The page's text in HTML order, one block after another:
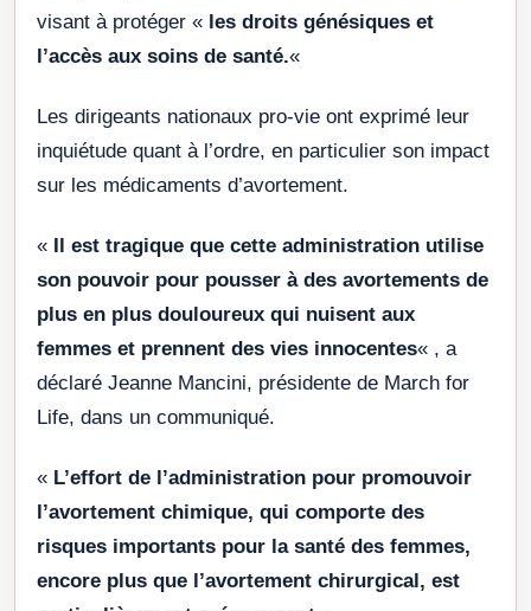
visant à protéger « les droits génésiques et
l’accès aux soins de santé.«
Les dirigeants nationaux pro-vie ont exprimé leur
inquiétude quant à l’ordre, en particulier son impact
sur les médicaments d’avortement.
« Il est tragique que cette administration utilise
son pouvoir pour pousser à des avortements de
plus en plus douloureux qui nuisent aux
femmes et prennent des vies innocentes« , a
déclaré Jeanne Mancini, présidente de March for
Life, dans un communiqué.
« L’effort de l’administration pour promouvoir
l’avortement chimique, qui comporte des
risques importants pour la santé des femmes,
encore plus que l’avortement chirurgical, est